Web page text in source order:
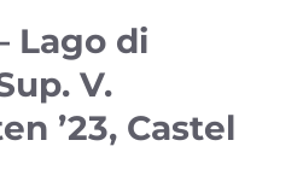
Lago di
V.
’23, Castel